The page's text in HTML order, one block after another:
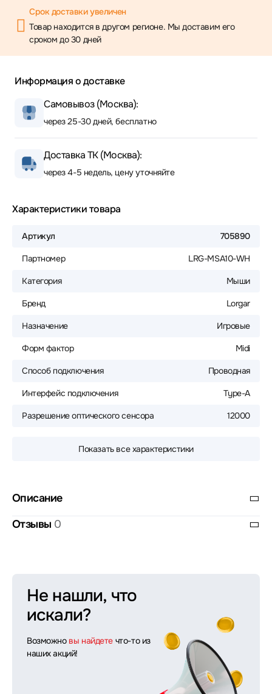
Срок доставки увеличен
Товар находится в другом регионе. Мы доставим его
сроком до 30 дней
Информация о доставке
Самовывоз (Москва):
через 25-30 дней, бесплатно
Доставка ТК (Москва):
через 4-5 недель, цену уточняйте
Характеристики товара
Артикул 705890
Партномер LRG-MSA10-WH
Категория Мыши
Бренд Lorgar
Назначение Игровые
Форм фактор Midi
Способ подключения Проводная
Интерфейс подключения Type-A
Разрешение оптического сенсора 12000
Показать все характеристики
Описание
Отзывы 0
Не нашли, что
искали?
Возможно вы найдете что-то из
наших акций!